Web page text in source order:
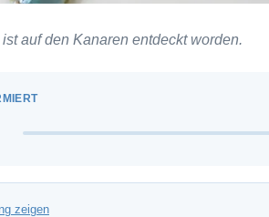
auf den Kanaren entdeckt worden.
zeigen